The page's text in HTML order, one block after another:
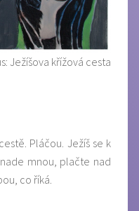
Ježíšova křížová cesta
Pláčou. Ježíš se k
mnou, plačte nad
co říká.